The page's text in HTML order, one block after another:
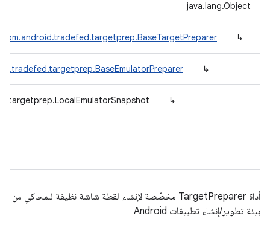
java.lang.Object
↳
com.android.tradefed.targetprep.BaseTargetPreparer
↳
↳
أداة TargetPreparer مخصّصة لإنشاء لقطة شاشة نظيفة للمحاكي من
بيئة تطوير/إنشاء تطبيقات Android